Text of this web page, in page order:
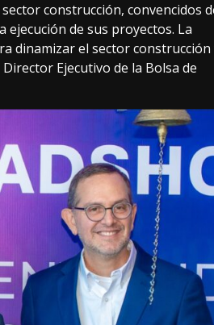
construcción, convencidos
de sus proyectos. La
dinamizar el sector construcción
Ejecutivo de la Bolsa de